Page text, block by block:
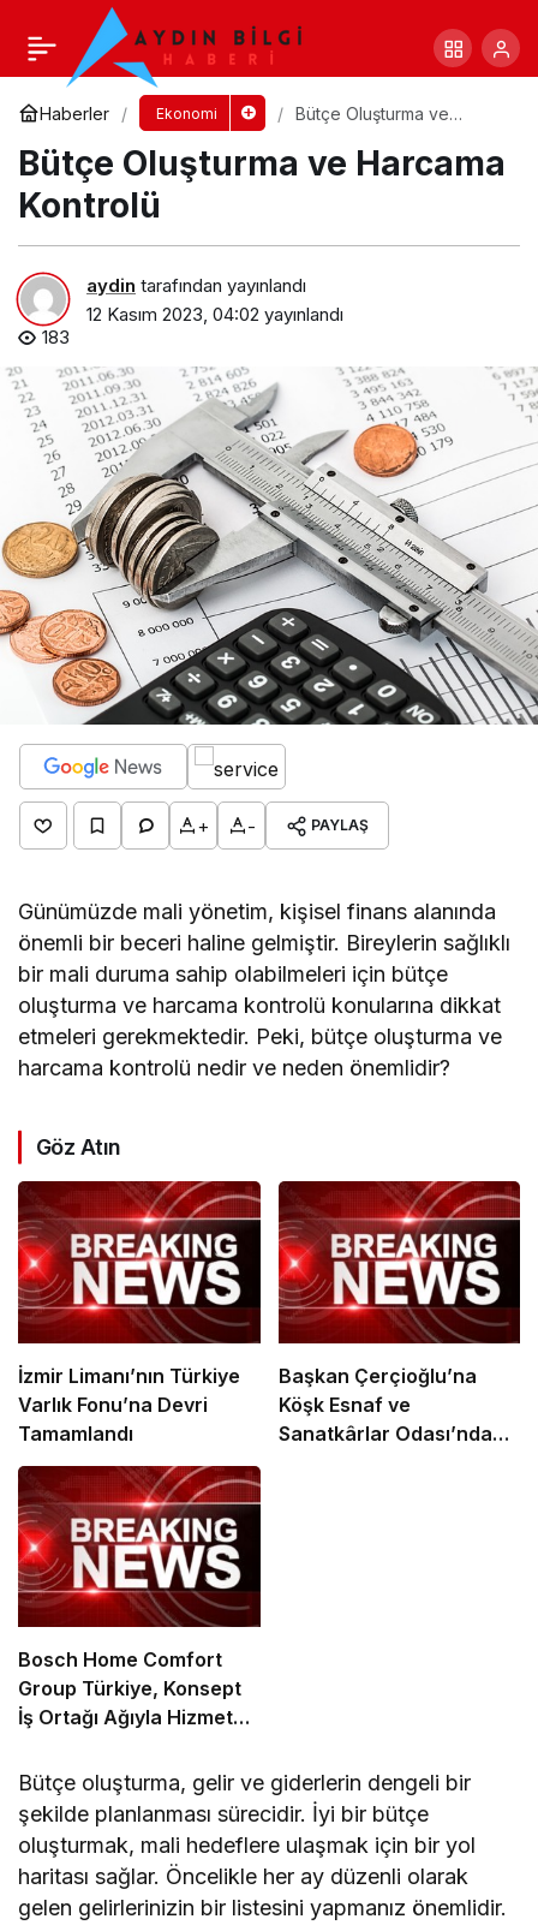
Haberler Ekonomi
Bütçe Oluşturma ve
Bütçe Oluşturma ve Harcama
Kontrolü
aydin tarafından yayınlandı
12 Kasım 2023, 04:02 yayınlandı
183
+ - PAYLAŞ
Günümüzde mali yönetim, kişisel finans alanında
önemli bir beceri haline gelmiştir. Bireylerin sağlıklı
bir mali duruma sahip olabilmeleri için bütçe
oluşturma ve harcama kontrolü konularına dikkat
etmeleri gerekmektedir. Peki, bütçe oluşturma ve
harcama kontrolü nedir ve neden önemlidir?
Göz Atın
İzmir Limanı’nın Türkiye
Varlık Fonu’na Devri
Tamamlandı
Başkan Çerçioğlu’na
Köşk Esnaf ve
Sanatkârlar Odası’ndan
Bosch Home Comfort
Group Türkiye, Konsept
İş Ortağı Ağıyla Hizmet
Dönem Başlatıyor
Bütçe oluşturma, gelir ve giderlerin dengeli bir
şekilde planlanması sürecidir. İyi bir bütçe
oluşturmak, mali hedeflere ulaşmak için bir yol
haritası sağlar. Öncelikle her ay düzenli olarak
gelen gelirlerinizin bir listesini yapmanız önemlidir.
Dünyada Ve Türkiye’de E-ticaret Sektörü
Analizi Paylaş